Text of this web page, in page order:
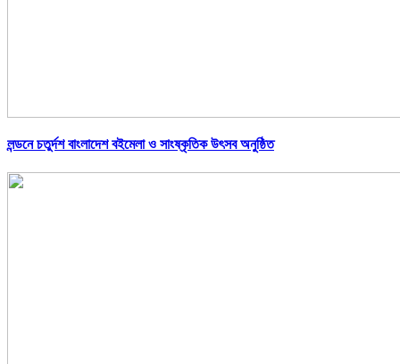
লন্ডনে চতুর্দশ বাংলাদেশ বইমেলা ও সাংষ্কৃতিক উৎসব অনুষ্ঠিত